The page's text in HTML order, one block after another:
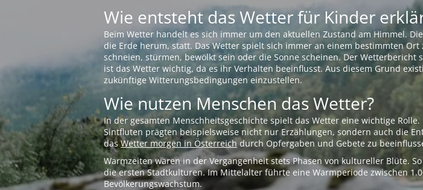
Wie entsteht das Wetter für Kinder
Beim Wetter handelt es sich immer um den aktuellen Zustand am Himmel.
die Erde herum, statt. Das Wetter spielt sich immer an einem bestimmten
schneien, stürmen, bewölkt sein oder die Sonne scheinen. Der
ist das Wetter wichtig, da es ihr Verhalten beeinflusst. Aus diesem Grund
zukünftige Witterungsbedingungen einzustellen.
Wie nutzen Menschen das Wetter?
In der gesamten Menschheitsgeschichte spielt das Wetter eine wichtige
Sintfluten prägten beispielsweise nicht nur Erzählungen, sondern auch die
dasWetter morgen in Österreichdurch Opfergaben und Gebete zu
Warmzeiten waren in der Vergangenheit stets Phasen von kultureller Blüte.
die ersten Stadtkulturen. Im Mittelalter führte eine Warmperiode zwischen
Bevölkerungswachstum.